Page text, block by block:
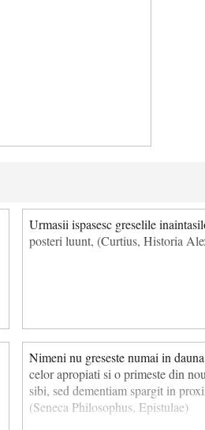
Urmasii ispasesc greselile
posteri luunt, (Curtius, Historia
Nimeni nu greseste numai in
celor apropiati si o primeste din
sibi, sed dementiam spargit in
(Seneca Philosophus, Epistulae)